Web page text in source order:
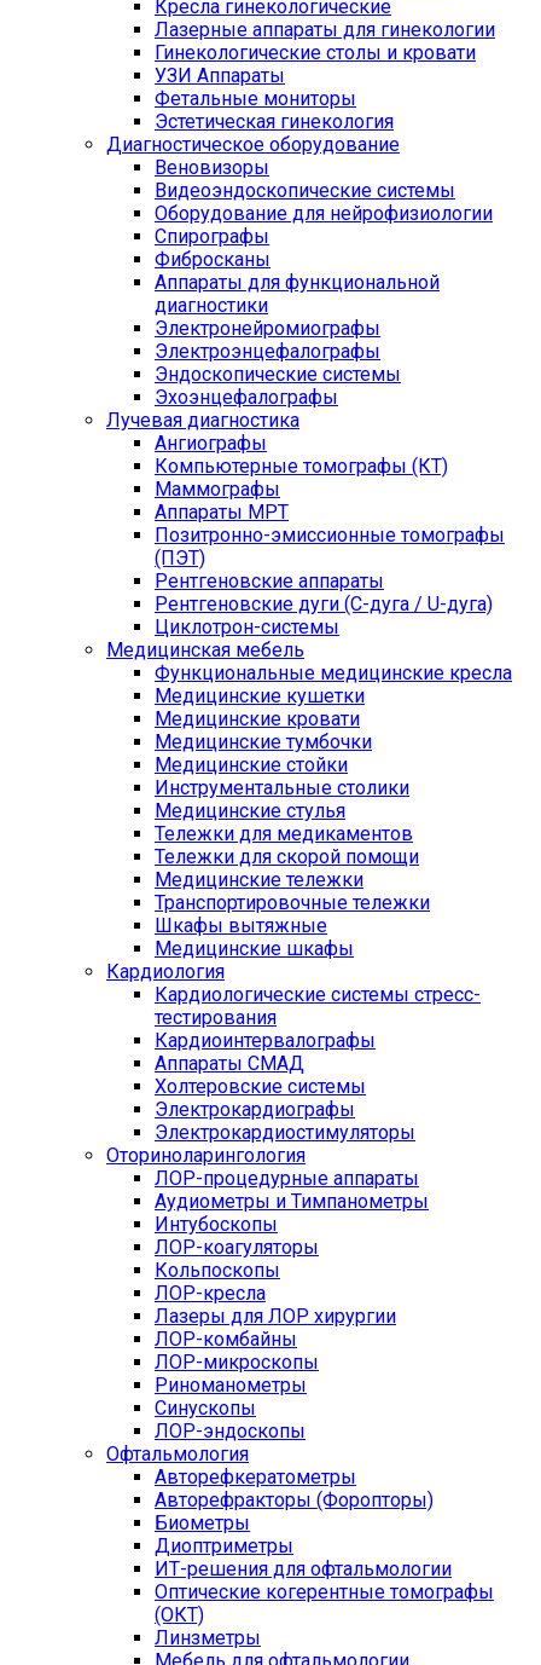
Кресла гинекологические
Лазерные аппараты для гинекологии
Гинекологические столы и кровати
УЗИ Аппараты
Фетальные мониторы
Эстетическая гинекология
Диагностическое оборудование
Веновизоры
Видеоэндоскопические системы
Оборудование для нейрофизиологии
Спирографы
Фибросканы
Аппараты для функциональной
диагностики
Электронейромиографы
Электроэнцефалографы
Эндоскопические системы
Эхоэнцефалографы
Лучевая диагностика
Ангиографы
Компьютерные томографы (КТ)
Маммографы
Аппараты МРТ
Позитронно-эмиссионные томографы
(ПЭТ)
Рентгеновские аппараты
Рентгеновские дуги (С-дуга / U-дуга)
Циклотрон-системы
Медицинская мебель
Функциональные медицинские кресла
Медицинские кушетки
Медицинские кровати
Медицинские тумбочки
Медицинские стойки
Инструментальные столики
Медицинские стулья
Тележки для медикаментов
Тележки для скорой помощи
Медицинские тележки
Транспортировочные тележки
Шкафы вытяжные
Медицинские шкафы
Кардиология
Кардиологические системы стресс-
тестирования
Кардиоинтервалографы
Аппараты СМАД
Холтеровские системы
Электрокардиографы
Электрокардиостимуляторы
Оториноларингология
ЛОР-процедурные аппараты
Аудиометры и Тимпанометры
Интубоскопы
ЛОР-коагуляторы
Кольпоскопы
ЛОР-кресла
Лазеры для ЛОР хирургии
ЛОР-комбайны
ЛОР-микроскопы
Риноманометры
Синускопы
ЛОР-эндоскопы
Офтальмология
Авторефкератометры
Авторефракторы (Форопторы)
Биометры
Диоптриметры
ИТ-решения для офтальмологии
Оптические когерентные томографы
(ОКТ)
Линзметры